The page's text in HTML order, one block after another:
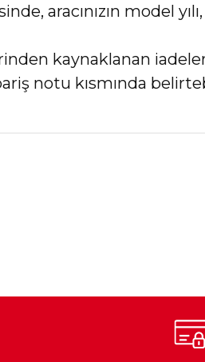
aracınızın
kaynaklanan
notu kısmında